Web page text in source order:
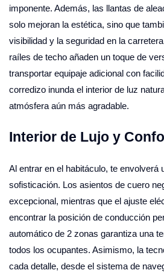
imponente. Además, las llantas de
solo mejoran la estética, sino que
visibilidad y la seguridad en la
raíles de techo añaden un toque de
transportar equipaje adicional con
corredizo inunda el interior de luz
atmósfera aún más agradable.
Interior de Lujo y
Al entrar en el habitáculo, te envolverá
sofisticación. Los asientos de cuero
excepcional, mientras que el ajuste
encontrar la posición de conducción
automático de 2 zonas garantiza una
todos los ocupantes. Asimismo, la
cada detalle, desde el sistema de